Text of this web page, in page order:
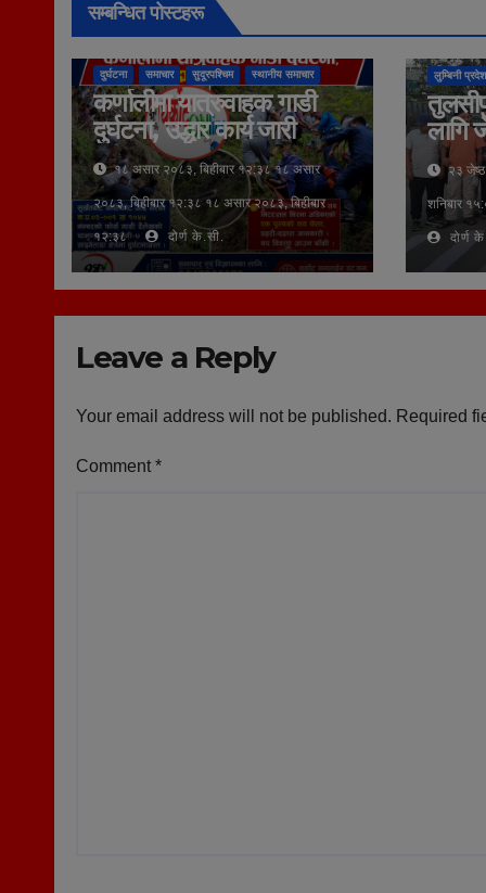
सम्बन्धित पोस्टहरू
दुर्घटना समाचार सुदूरपश्चिम स्थानीय समाचार
कर्णालीमा यात्रुवाहक गाडी
दुर्घटना, उद्धार कार्य जारी
१८ असार २०८३, बिहीबार १२:३८ १८ असार
२०८३, बिहीबार १२:३८ १८ असार २०८३, बिहीबार
१२:३८ दोर्ण के.सी.
लुम्बिनी प्रदेश
लागि
२३
शनिबार
दोर्ण
Leave a Reply
Your email address will not be published. Required
Comment*